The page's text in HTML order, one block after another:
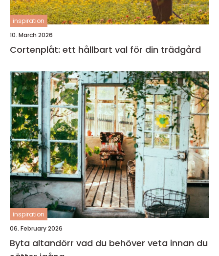
inspiration
10. March 2026
Cortenplåt: ett hållbart val för din trädgård
inspiration
06. February 2026
Byta altandörr vad du behöver veta innan du